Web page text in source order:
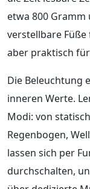
etwa 800
verstellbare
aber praktisch
Die Beleuchtung
inneren Werte.
Modi: von
Regenbogen,
lassen sich per
durchschalten,